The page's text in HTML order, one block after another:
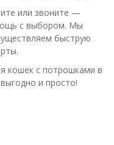
или звоните —
с выбором. Мы
быструю
кошек с потрошками в
и просто!